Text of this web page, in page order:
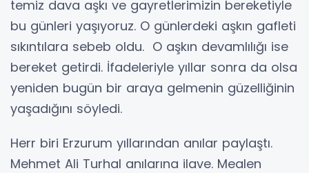
temiz dava aşkı ve gayretlerimizin bereketiyle
bu günleri yaşıyoruz. O günlerdeki aşkın gafleti
sıkıntılara sebeb oldu. O aşkın devamlılığı ise
bereket getirdi. İfadeleriyle yıllar sonra da olsa
yeniden bugün bir araya gelmenin güzelliğinin
yaşadığını söyledi.
Herr biri Erzurum yıllarından anılar paylaştı.
Mehmet Ali Turhal anılarına ilave. Mealen